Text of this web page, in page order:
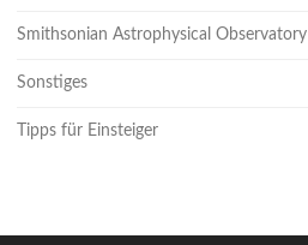
Smithsonian Astrophysical Observatory
Sonstiges
Tipps für Einsteiger